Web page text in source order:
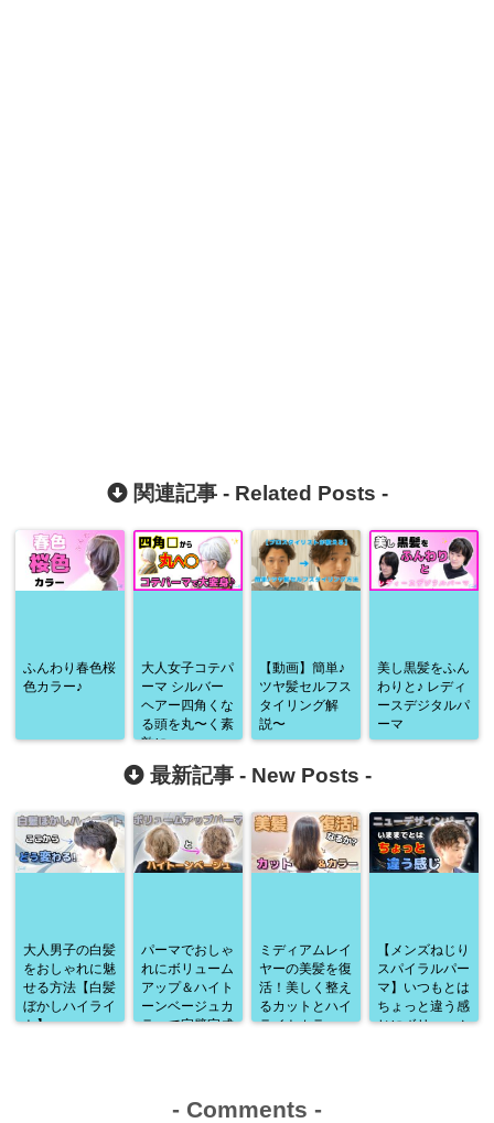
関連記事 - Related Posts -
ふんわり春色桜
色カラー♪
大人女子コテパ
ーマ シルバー
ヘアー四角くな
る頭を丸〜く素
敵に♪
【動画】簡単♪
ツヤ髪セルフス
タイリング解
説〜
美し黒髪をふん
わりと♪ レディ
ースデジタルパ
ーマ
最新記事 - New Posts -
大人男子の白髪
をおしゃれに魅
せる方法【白髪
ぼかしハイライ
ト】
パーマでおしゃ
れにボリューム
アップ＆ハイト
ーンベージュカ
ラーで完璧完成
ミディアムレイ
ヤーの美髪を復
活！美しく整え
るカットとハイ
ライトカラー
【メンズねじり
スパイラルパー
マ】いつもとは
ちょっと違う感
じにボリューム
- Comments -